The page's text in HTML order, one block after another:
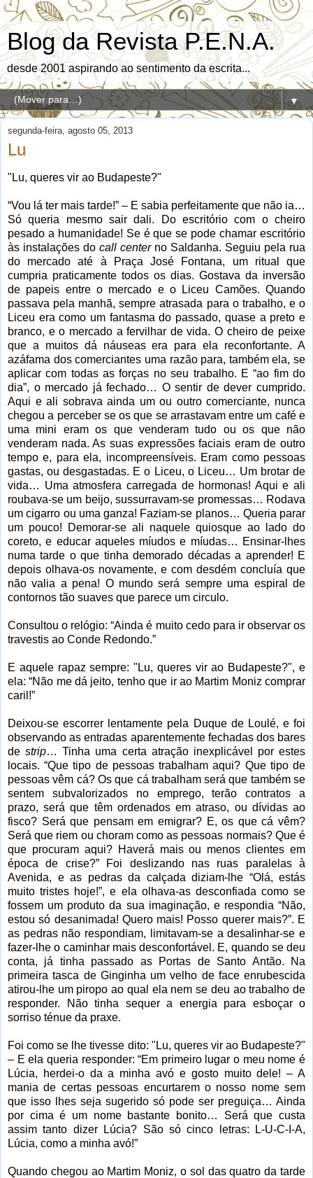
Blog da Revista P.E.N.A.
desde 2001 aspirando ao sentimento da escrita...
▼
segunda-feira, agosto 05, 2013
Lu
"Lu, queres vir ao Budapeste?"
“Vou lá ter mais tarde!” – E sabia perfeitamente que não ia…
Só queria mesmo sair dali. Do escritório com o cheiro
pesado a humanidade! Se é que se pode chamar escritório
às instalações do call centerno Saldanha. Seguiu pela rua
do mercado até à Praça José Fontana, um ritual que
cumpria praticamente todos os dias. Gostava da inversão
de papeis entre o mercado e o Liceu Camões. Quando
passava pela manhã, sempre atrasada para o trabalho, e o
Liceu era como um fantasma do passado, quase a preto e
branco, e o mercado a fervilhar de vida. O cheiro de peixe
que a muitos dá náuseas era para ela reconfortante. A
azáfama dos comerciantes uma razão para, também ela, se
aplicar com todas as forças no seu trabalho. E “ao fim do
dia”, o mercado já fechado… O sentir de dever cumprido.
Aqui e ali sobrava ainda um ou outro comerciante, nunca
chegou a perceber se os que se arrastavam entre um café e
uma mini eram os que venderam tudo ou os que não
venderam nada. As suas expressões faciais eram de outro
tempo e, para ela, incompreensíveis. Eram como pessoas
gastas, ou desgastadas. E o Liceu, o Liceu… Um brotar de
vida… Uma atmosfera carregada de hormonas! Aqui e ali
roubava-se um beijo, sussurravam-se promessas… Rodava
um cigarro ou uma ganza! Faziam-se planos… Queria parar
um pouco! Demorar-se ali naquele quiosque ao lado do
coreto, e educar aqueles míudos e míudas… Ensinar-lhes
numa tarde o que tinha demorado décadas a aprender! E
depois olhava-os novamente, e com desdém concluía que
não valia a pena! O mundo será sempre uma espiral de
contornos tão suaves que parece um circulo.
Consultou o relógio: “Ainda é muito cedo para ir observar os
travestis ao Conde Redondo.”
E aquele rapaz sempre: "Lu, queres vir ao Budapeste?", e
ela: “Não me dá jeito, tenho que ir ao Martim Moniz comprar
caril!”
Deixou-se escorrer lentamente pela Duque de Loulé, e foi
observando as entradas aparentemente fechadas dos bares
destrip… Tinha uma certa atração inexplicável por estes
locais. “Que tipo de pessoas trabalham aqui? Que tipo de
pessoas vêm cá? Os que cá trabalham será que também se
sentem subvalorizados no emprego, terão contratos a
prazo, será que têm ordenados em atraso, ou dívidas ao
fisco? Será que pensam em emigrar? E, os que cá vêm?
Será que riem ou choram como as pessoas normais? Que é
que procuram aqui? Haverá mais ou menos clientes em
época de crise?” Foi deslizando nas ruas paralelas à
Avenida, e as pedras da calçada diziam-lhe “Olá, estás
muito tristes hoje!”, e ela olhava-as desconfiada como se
fossem um produto da sua imaginação, e respondia “Não,
estou só desanimada! Quero mais! Posso querer mais?”. E
as pedras não respondiam, limitavam-se a desalinhar-se e
fazer-lhe o caminhar mais desconfortável. E, quando se deu
conta, já tinha passado as Portas de Santo Antão. Na
primeira tasca de Ginginha um velho de face enrubescida
atirou-lhe um piropo ao qual ela nem se deu ao trabalho de
responder. Não tinha sequer a energia para esboçar o
sorriso ténue da praxe.
Foi como se lhe tivesse dito: "Lu, queres vir ao Budapeste?"
– E ela queria responder: “Em primeiro lugar o meu nome é
Lúcia, herdei-o da a minha avó e gosto muito dele! – A
mania de certas pessoas encurtarem o nosso nome sem
que isso lhes seja sugerido só pode ser preguiça… Ainda
por cima é um nome bastante bonito… Será que custa
assim tanto dizer Lúcia? São só cinco letras: L-U-C-I-A,
Lúcia, como a minha avó!”
Quando chegou ao Martim Moniz, o sol das quatro da tarde